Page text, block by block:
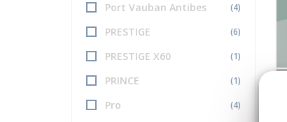
Port Vauban Antibes (4)
PRESTIGE (6)
PRESTIGE X60 (1)
PRINCE (1)
Pro (4)